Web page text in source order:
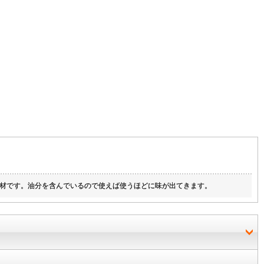
す。油分を含んでいるので使えば使うほどに味が出てきます。